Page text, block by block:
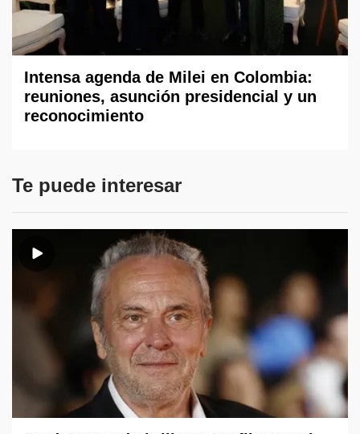
Intensa agenda de Milei en Colombia:
reuniones, asunción presidencial y un
reconocimiento
Te puede interesar